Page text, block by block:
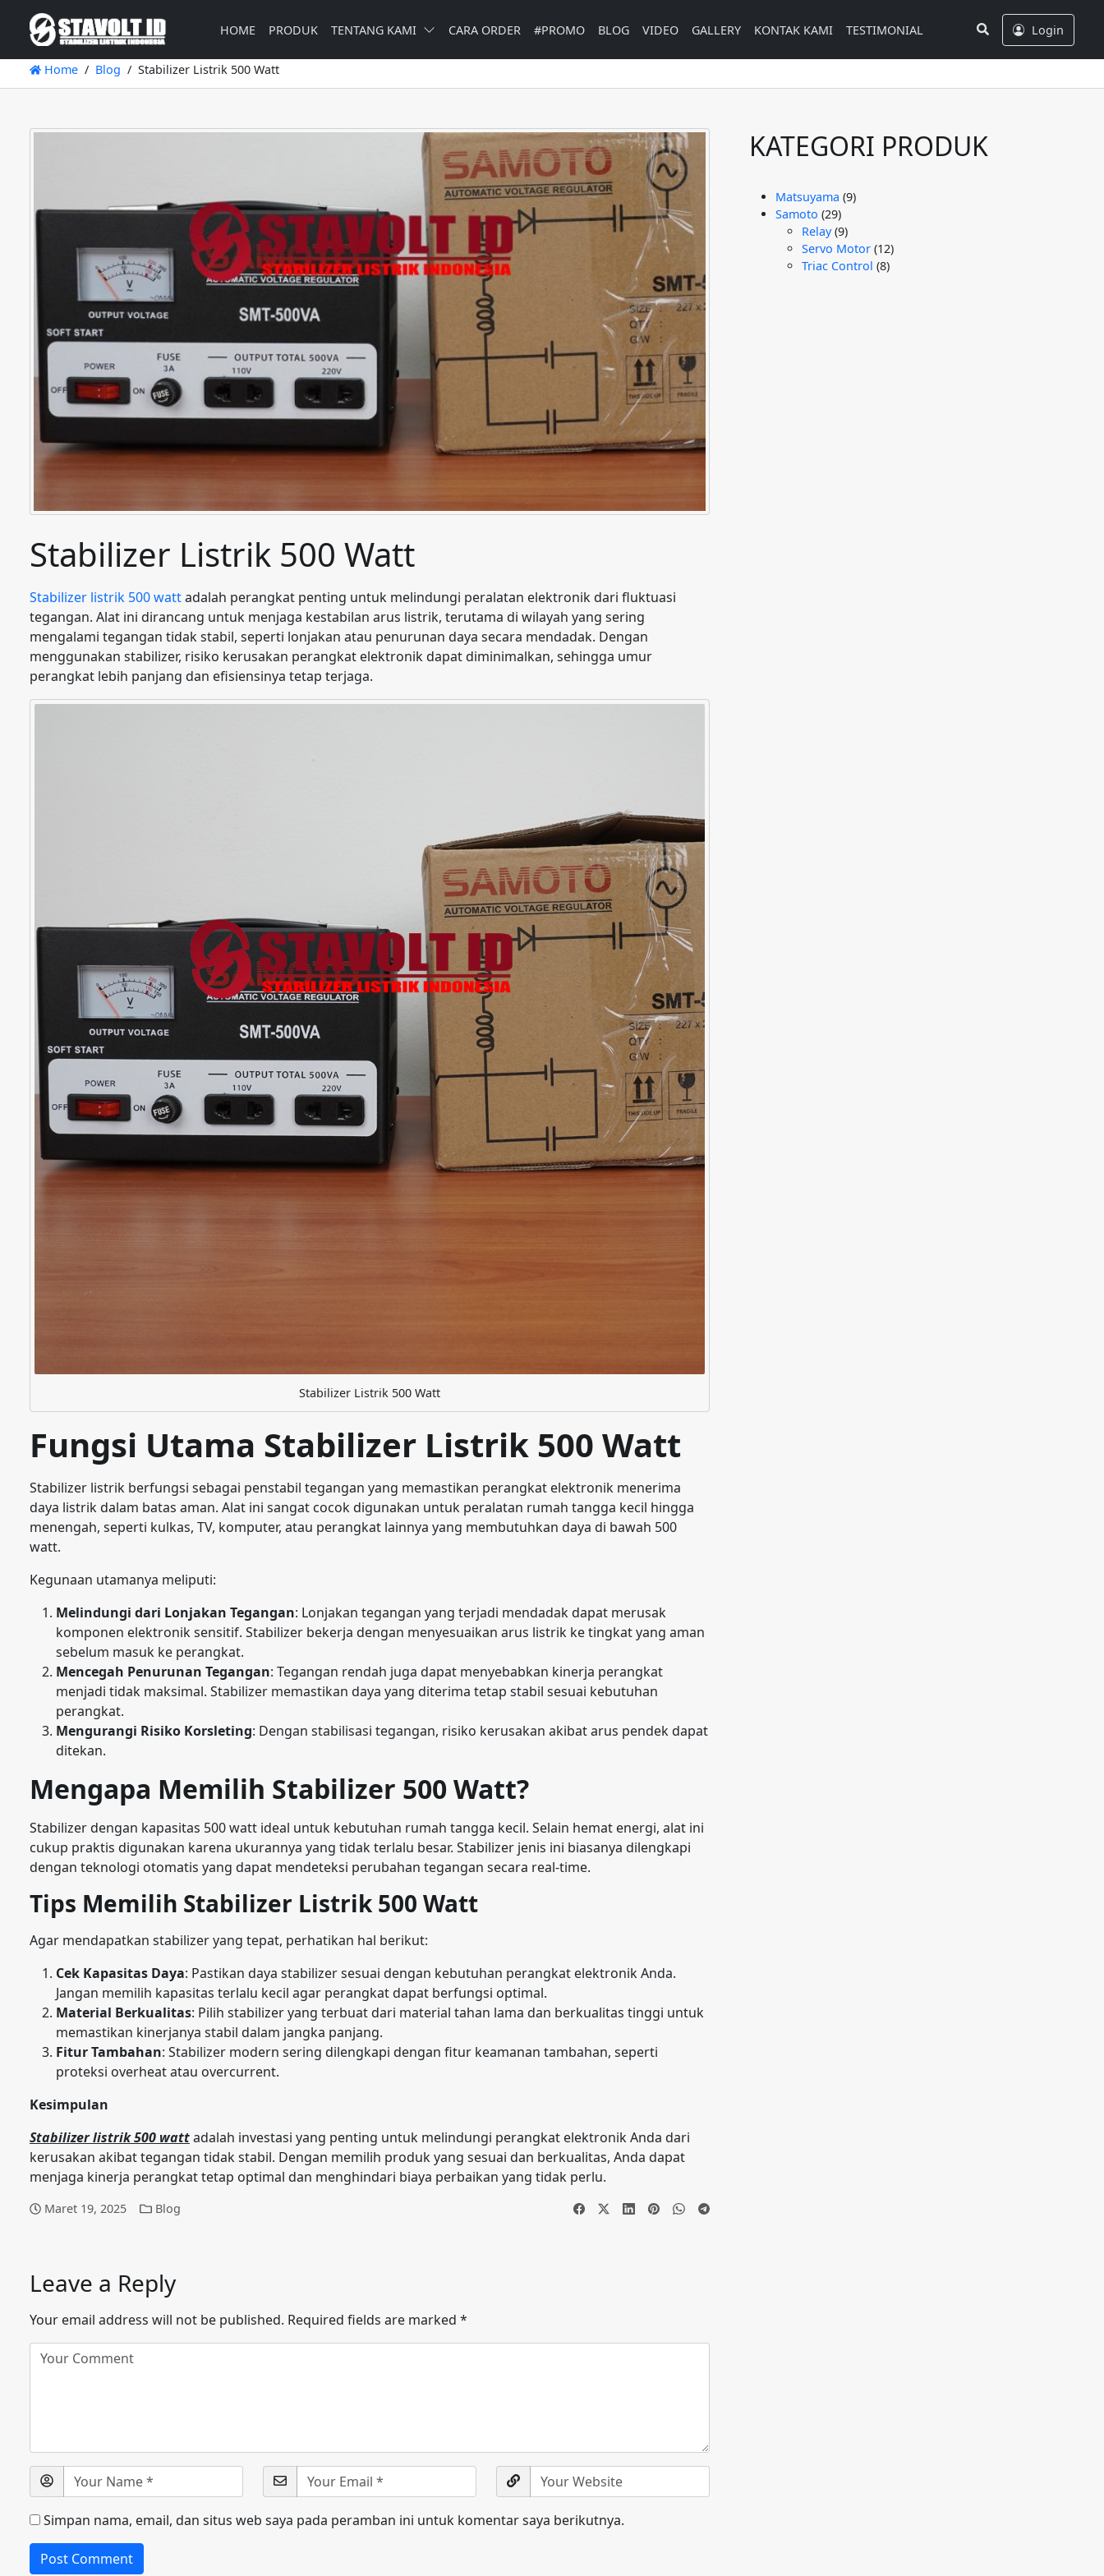
HOME PRODUK TENTANG KAMI CARA ORDER #PROMO BLOG VIDEO GALLERY KONTAK KAMI TESTIMONIAL Search Login
Home Blog Stabilizer Listrik 500 Watt
Stabilizer Listrik 500 Watt
Stabilizer listrik 500 wattadalah perangkat penting untuk melindungi peralatan elektronik dari fluktuasi
tegangan. Alat ini dirancang untuk menjaga kestabilan arus listrik, terutama di wilayah yang sering
mengalami tegangan tidak stabil, seperti lonjakan atau penurunan daya secara mendadak. Dengan
menggunakan stabilizer, risiko kerusakan perangkat elektronik dapat diminimalkan, sehingga umur
perangkat lebih panjang dan efisiensinya tetap terjaga.
Stabilizer Listrik 500 Watt
Fungsi Utama Stabilizer Listrik 500 Watt
Stabilizer listrik berfungsi sebagai penstabil tegangan yang memastikan perangkat elektronik menerima
daya listrik dalam batas aman. Alat ini sangat cocok digunakan untuk peralatan rumah tangga kecil hingga
menengah, seperti kulkas, TV, komputer, atau perangkat lainnya yang membutuhkan daya di bawah 500
watt.
Kegunaan utamanya meliputi:
Melindungi dari Lonjakan Tegangan: Lonjakan tegangan yang terjadi mendadak dapat merusak
komponen elektronik sensitif. Stabilizer bekerja dengan menyesuaikan arus listrik ke tingkat yang aman
sebelum masuk ke perangkat.
Mencegah Penurunan Tegangan: Tegangan rendah juga dapat menyebabkan kinerja perangkat
menjadi tidak maksimal. Stabilizer memastikan daya yang diterima tetap stabil sesuai kebutuhan
perangkat.
Mengurangi Risiko Korsleting: Dengan stabilisasi tegangan, risiko kerusakan akibat arus pendek dapat
ditekan.
Mengapa Memilih Stabilizer 500 Watt?
Stabilizer dengan kapasitas 500 watt ideal untuk kebutuhan rumah tangga kecil. Selain hemat energi, alat ini
cukup praktis digunakan karena ukurannya yang tidak terlalu besar. Stabilizer jenis ini biasanya dilengkapi
dengan teknologi otomatis yang dapat mendeteksi perubahan tegangan secara real-time.
Tips Memilih Stabilizer Listrik 500 Watt
Agar mendapatkan stabilizer yang tepat, perhatikan hal berikut:
Cek Kapasitas Daya: Pastikan daya stabilizer sesuai dengan kebutuhan perangkat elektronik Anda.
Jangan memilih kapasitas terlalu kecil agar perangkat dapat berfungsi optimal.
Material Berkualitas: Pilih stabilizer yang terbuat dari material tahan lama dan berkualitas tinggi untuk
memastikan kinerjanya stabil dalam jangka panjang.
Fitur Tambahan: Stabilizer modern sering dilengkapi dengan fitur keamanan tambahan, seperti
proteksi overheat atau overcurrent.
Kesimpulan
Stabilizer listrik 500 wattadalah investasi yang penting untuk melindungi perangkat elektronik Anda dari
kerusakan akibat tegangan tidak stabil. Dengan memilih produk yang sesuai dan berkualitas, Anda dapat
menjaga kinerja perangkat tetap optimal dan menghindari biaya perbaikan yang tidak perlu.
Maret 19, 2025 Blog
Leave a Reply
Your email address will not be published. Required fields are marked *
Simpan nama, email, dan situs web saya pada peramban ini untuk komentar saya berikutnya.
KATEGORI PRODUK
Matsuyama 99
Samoto 2929
Produk
Relay 99
Produk
Servo Motor 1212
Triac Control 88